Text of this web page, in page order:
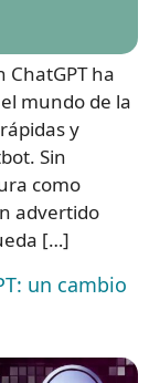
ha
mundo de la
y
Sin
como
advertido
[…]
un cambio